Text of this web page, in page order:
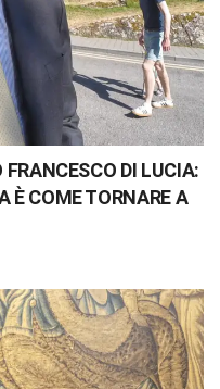
DI LUCIA:
È COME TORNARE A